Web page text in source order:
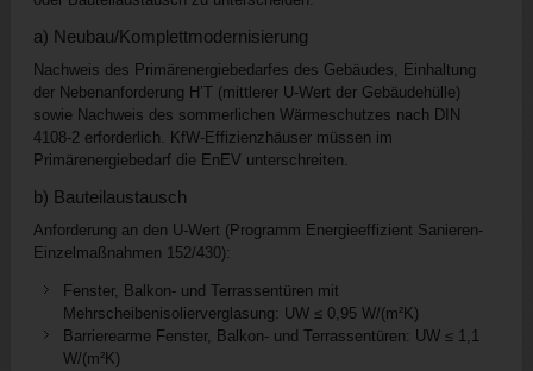
a) Neubau/Komplettmodernisierung
Nachweis des Primärenergiebedarfes des Gebäudes, Einhaltung
der Nebenanforderung H’T (mittlerer U-Wert der Gebäudehülle)
sowie Nachweis des sommerlichen Wärmeschutzes nach DIN
4108-2 erforderlich. KfW-Effizienzhäuser müssen im
Primärenergiebedarf die EnEV unterschreiten.
b) Bauteilaustausch
Anforderung an den U-Wert (Programm Energieeffizient Sanieren-
Einzelmaßnahmen 152/430):
Fenster, Balkon- und Terrassentüren mit
Mehrscheibenisolierverglasung: UW ≤ 0,95 W/(m²K)
Barrierearme Fenster, Balkon- und Terrassentüren: UW ≤ 1,1
W/(m²K)